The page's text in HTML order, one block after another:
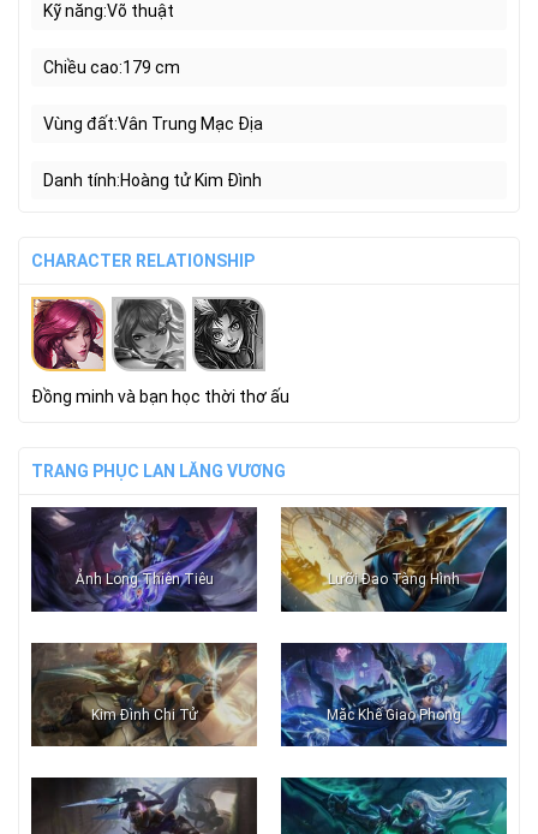
Kỹ năng Võ thuật
Chiều cao 179 cm
Vùng đất Vân Trung Mạc Địa
Danh tính Hoàng tử Kim Đình
CHARACTER RELATIONSHIP
Đồng minh và bạn học thời thơ ấu
TRANG PHỤC LAN LĂNG VƯƠNG
Ảnh Long Thiên Tiêu Lưỡi Đao Tàng Hình
Kim Đình Chi Tử Mặc Khế Giao Phong